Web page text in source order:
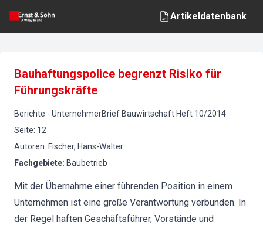
Artikeldatenbank
Bauhaftungspolice begrenzt Risiko für
Führungskräfte
Berichte - UnternehmerBrief Bauwirtschaft Heft 10/2014
Seite: 12
Autoren: Fischer, Hans-Walter
Fachgebiete: Baubetrieb
Mit der Übernahme einer führenden Position in einem
Unternehmen ist eine große Verantwortung verbunden. In
der Regel haften Geschäftsführer, Vorstände und